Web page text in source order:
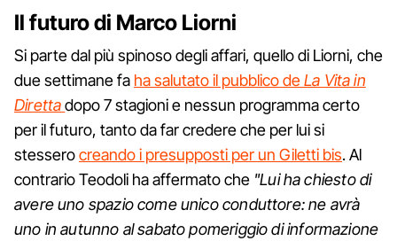
Il futuro di Marco Liorni
Si parte dal più spinoso degli affari, quello di Liorni, che
due settimane fa ha salutato il pubblico deLa Vita in
Diretta dopo 7 stagioni e nessun programma certo
per il futuro, tanto da far credere che per lui si
stesserocreando i presupposti per un Giletti bis. Al
contrario Teodoli ha affermato che "Lui ha chiesto di
avere uno spazio come unico conduttore: ne avrà
uno in autunno al sabato pomeriggio di informazione